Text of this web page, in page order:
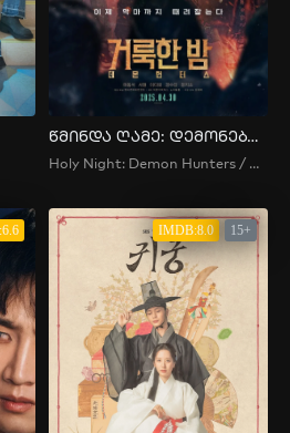
წმინდა ღამე: დემონებზე მონადირეები
Holy Night: Demon Hunters / 거룩한 밤: 데몬 헌터스
IMDB:8.0 15+